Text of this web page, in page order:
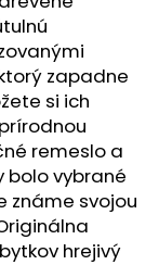
zapadne
si ich
remeslo a
bolo vybrané
známe svojou
hrejivý